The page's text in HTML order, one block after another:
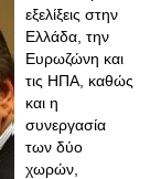
εξελίξεις στην
Ελλάδα, την
Ευρωζώνη και
τις ΗΠΑ, καθώς
και η
συνεργασία
των δύο
χωρών,